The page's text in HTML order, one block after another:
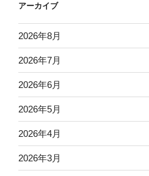
アーカイブ
2026年8月
2026年7月
2026年6月
2026年5月
2026年4月
2026年3月